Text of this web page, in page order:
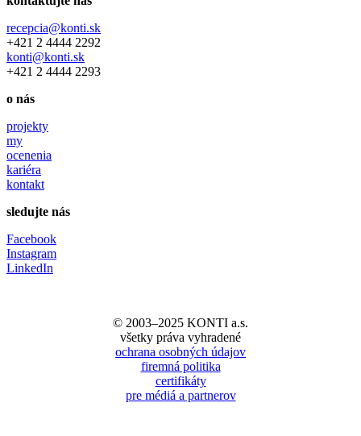
recepcia@konti.sk
+421 2 4444 2292
konti@konti.sk
+421 2 4444 2293
o nás
projekty
my
ocenenia
kariéra
kontakt
sledujte nás
Facebook
Instagram
LinkedIn
© 2003–2025 KONTI a.s.
všetky práva vyhradené
ochrana osobných údajov
firemná politika
certifikáty
pre médiá a partnerov